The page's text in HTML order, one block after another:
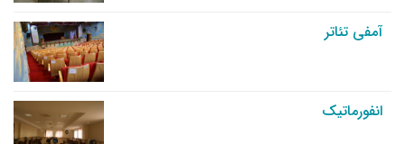
آمفی تئاتر
انفورماتیک